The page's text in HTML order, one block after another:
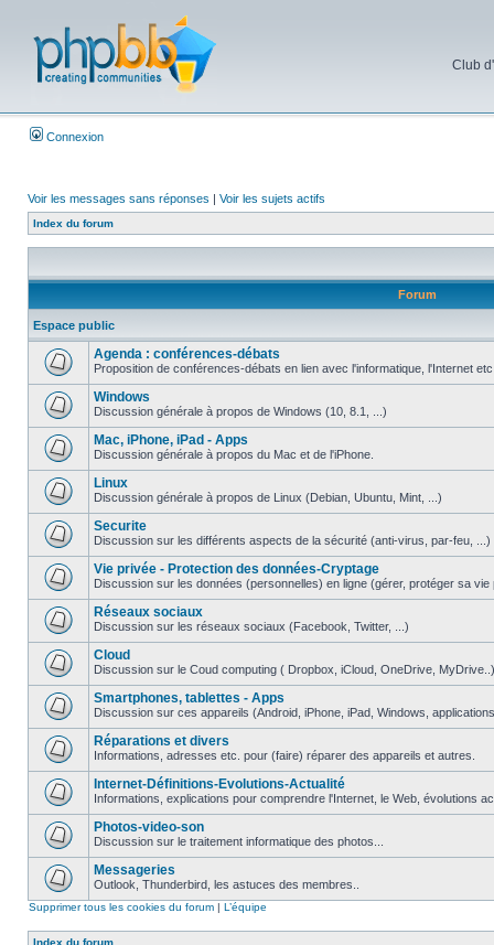
Club
Connexion
Voir les messages sans réponses | Voir les sujets actifs
Index du forum
Forum
Espace public
Agenda : conférences-débats
Proposition de conférences-débats en lien avec l'informatique, l'Internet
Windows
Discussion générale à propos de Windows (10, 8.1, ...)
Mac, iPhone, iPad - Apps
Discussion générale à propos du Mac et de l'iPhone.
Linux
Discussion générale à propos de Linux (Debian, Ubuntu, Mint, ...)
Securite
Discussion sur les différents aspects de la sécurité (anti-virus, par-feu, ...)
Vie privée - Protection des données-Cryptage
Discussion sur les données (personnelles) en ligne (gérer, protéger sa
Réseaux sociaux
Discussion sur les réseaux sociaux (Facebook, Twitter, ...)
Cloud
Discussion sur le Coud computing ( Dropbox, iCloud, OneDrive, MyDrive..)
Smartphones, tablettes - Apps
Discussion sur ces appareils (Android, iPhone, iPad, Windows,
Réparations et divers
Informations, adresses etc. pour (faire) réparer des appareils et autres.
Internet-Définitions-Evolutions-Actualité
Informations, explications pour comprendre l'Internet, le Web, évolutions
Photos-video-son
Discussion sur le traitement informatique des photos...
Messageries
Outlook, Thunderbird, les astuces des membres..
Supprimer tous les cookies du forum | L’équipe
Index du forum